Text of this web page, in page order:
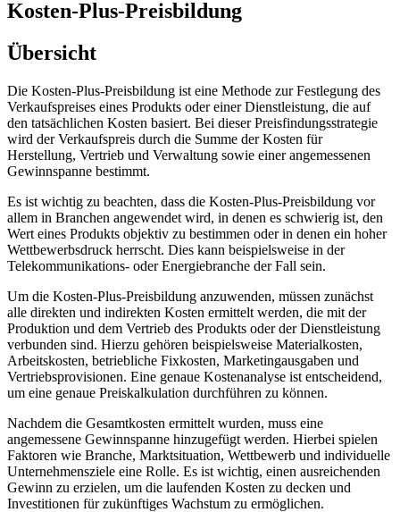
Kosten-Plus-Preisbildung
Übersicht
Die Kosten-Plus-Preisbildung ist eine Methode zur Festlegung des
Verkaufspreises eines Produkts oder einer Dienstleistung, die auf
den tatsächlichen Kosten basiert. Bei dieser Preisfindungsstrategie
wird der Verkaufspreis durch die Summe der Kosten für
Herstellung, Vertrieb und Verwaltung sowie einer angemessenen
Gewinnspanne bestimmt.
Es ist wichtig zu beachten, dass die Kosten-Plus-Preisbildung vor
allem in Branchen angewendet wird, in denen es schwierig ist, den
Wert eines Produkts objektiv zu bestimmen oder in denen ein hoher
Wettbewerbsdruck herrscht. Dies kann beispielsweise in der
Telekommunikations- oder Energiebranche der Fall sein.
Um die Kosten-Plus-Preisbildung anzuwenden, müssen zunächst
alle direkten und indirekten Kosten ermittelt werden, die mit der
Produktion und dem Vertrieb des Produkts oder der Dienstleistung
verbunden sind. Hierzu gehören beispielsweise Materialkosten,
Arbeitskosten, betriebliche Fixkosten, Marketingausgaben und
Vertriebsprovisionen. Eine genaue Kostenanalyse ist entscheidend,
um eine genaue Preiskalkulation durchführen zu können.
Nachdem die Gesamtkosten ermittelt wurden, muss eine
angemessene Gewinnspanne hinzugefügt werden. Hierbei spielen
Faktoren wie Branche, Marktsituation, Wettbewerb und individuelle
Unternehmensziele eine Rolle. Es ist wichtig, einen ausreichenden
Gewinn zu erzielen, um die laufenden Kosten zu decken und
Investitionen für zukünftiges Wachstum zu ermöglichen.